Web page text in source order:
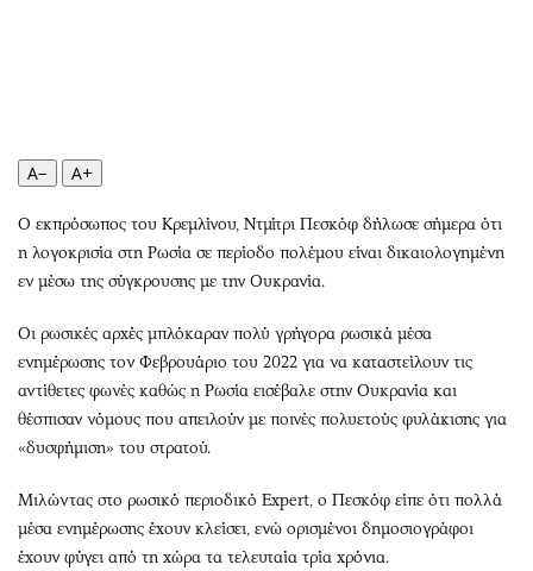
Σινεμά
Θέατρο-Χορός
Μουσική
Εικαστικά
Χειρόγραφα
Podcasts
Uncut
Προσφορές
Επιστολές
A− A+
Ο εκπρόσωπος του Κρεμλίνου, Ντμίτρι Πεσκόφ δήλωσε σήμερα ότι
η λογοκρισία στη Ρωσία σε περίοδο πολέμου είναι δικαιολογημένη
εν μέσω της σύγκρουσης με την Ουκρανία.
Οι ρωσικές αρχές μπλόκαραν πολύ γρήγορα ρωσικά μέσα
ενημέρωσης τον Φεβρουάριο του 2022 για να καταστείλουν τις
αντίθετες φωνές καθώς η Ρωσία εισέβαλε στην Ουκρανία και
θέσπισαν νόμους που απειλούν με ποινές πολυετούς φυλάκισης για
«δυσφήμιση» του στρατού.
Μιλώντας στο ρωσικό περιοδικό Expert, ο Πεσκόφ είπε ότι πολλά
μέσα ενημέρωσης έχουν κλείσει, ενώ ορισμένοι δημοσιογράφοι
έχουν φύγει από τη χώρα τα τελευταία τρία χρόνια.